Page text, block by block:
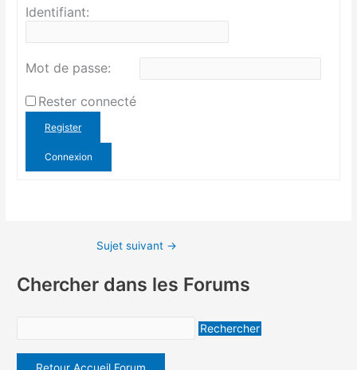
Identifiant:
Mot de passe:
Rester connecté
Register
Connexion
Sujet suivant →
Chercher dans les Forums